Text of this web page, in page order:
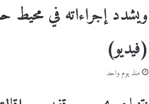
ويشدد إجراءاته في محيط
(فيديو)
منذ يوم واحد